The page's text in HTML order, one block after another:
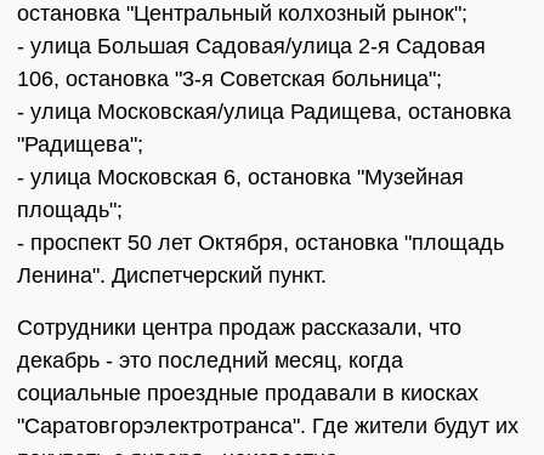
остановка "Центральный колхозный рынок";
- улица Большая Садовая/улица 2-я Садовая
106, остановка "3-я Советская больница";
- улица Московская/улица Радищева, остановка
"Радищева";
- улица Московская 6, остановка "Музейная
площадь";
- проспект 50 лет Октября, остановка "площадь
Ленина". Диспетчерский пункт.
Сотрудники центра продаж рассказали, что
декабрь - это последний месяц, когда
социальные проездные продавали в киосках
"Саратовгорэлектротранса". Где жители будут их